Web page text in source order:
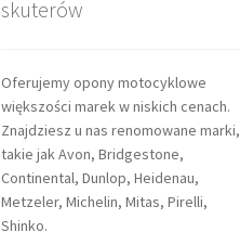
skuterów
Oferujemy opony motocyklowe
większości marek w niskich cenach.
Znajdziesz u nas renomowane marki,
takie jak Avon, Bridgestone,
Continental, Dunlop, Heidenau,
Metzeler, Michelin, Mitas, Pirelli,
Shinko.